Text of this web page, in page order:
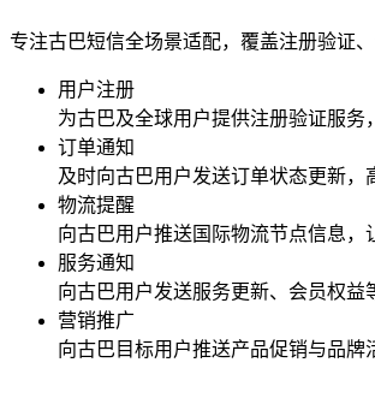
专注古巴短信全场景适配，覆盖注册验证
用户注册
为古巴及全球用户提供注册验证服务
订单通知
及时向古巴用户发送订单状态更新，
物流提醒
向古巴用户推送国际物流节点信息，
服务通知
向古巴用户发送服务更新、会员权
营销推广
向古巴 目标用户推送产品促销与品